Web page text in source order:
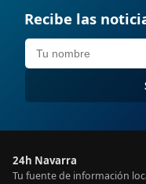
Recibe las
24h Navarra
Tu fuente de información